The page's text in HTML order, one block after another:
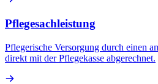
Pflegesachleistung
Pflegerische Versorgung durch einen
direkt mit der Pflegekasse abgerechnet.